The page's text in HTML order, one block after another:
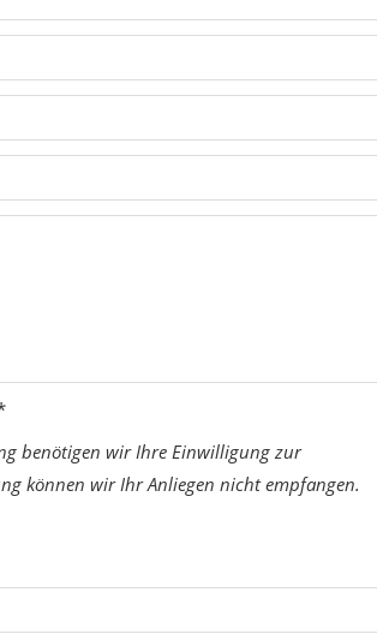
benötigen wir Ihre Einwilligung zur
können wir Ihr Anliegen nicht empfangen.